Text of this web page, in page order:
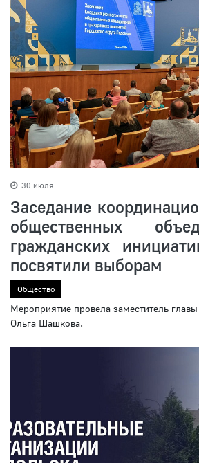
30 июля
Заседание
общественных
гражданских
посвятили выборам
Общество
Мероприятие провела заместитель
Ольга Шашкова.